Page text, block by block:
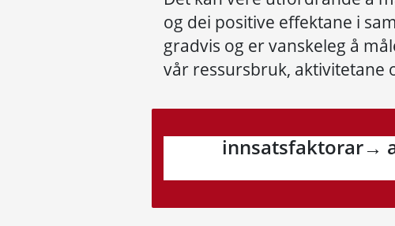
og dei positive effektane i
gradvis og er vanskeleg å
vår ressursbruk, aktivitetane
innsatsfaktorar→